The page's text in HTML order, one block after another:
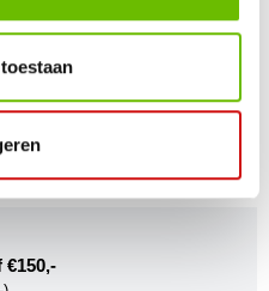
Community. Ontvang
exposities én ontdek de
Kunstuwel.nl te presenteren.